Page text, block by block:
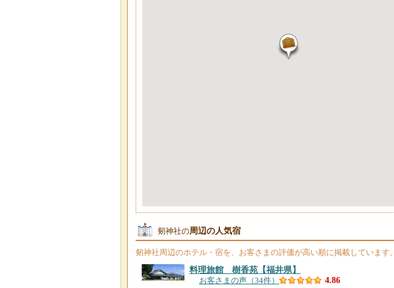
剱神社の周辺の人気宿
剱神社周辺のホテル・宿を、お客さまの評価が高い順に掲載しています。
料理旅館 樹香苑 【福井県】
お客さまの声（34件） 4.86